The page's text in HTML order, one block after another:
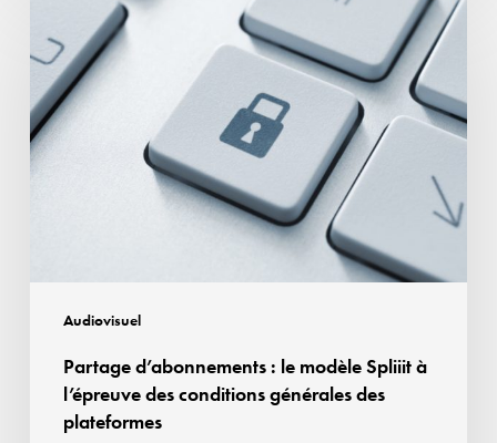
Audiovisuel
d’abonnements
:
le
modèle
Spliiit
conditions
générales
plateformes
Partage d’abonnements : le modèle Spliiit à
l’épreuve des conditions générales des
plateformes